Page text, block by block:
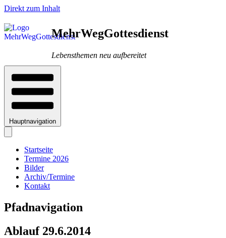
Direkt zum Inhalt
MehrWegGottesdienst
Lebensthemen neu aufbereitet
Hauptnavigation
Startseite
Termine 2026
Bilder
Archiv/Termine
Kontakt
Pfadnavigation
Ablauf 29.6.2014